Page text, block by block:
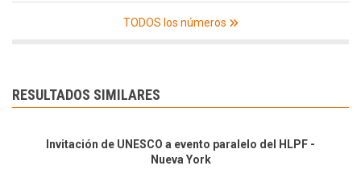
TODOS los números
RESULTADOS SIMILARES
Invitación de UNESCO a evento paralelo del HLPF -
Nueva York